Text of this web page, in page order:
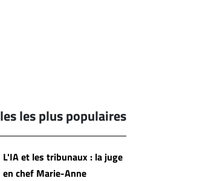
les plus populaires
L'IA et les tribunaux : la juge
en chef Marie-Anne